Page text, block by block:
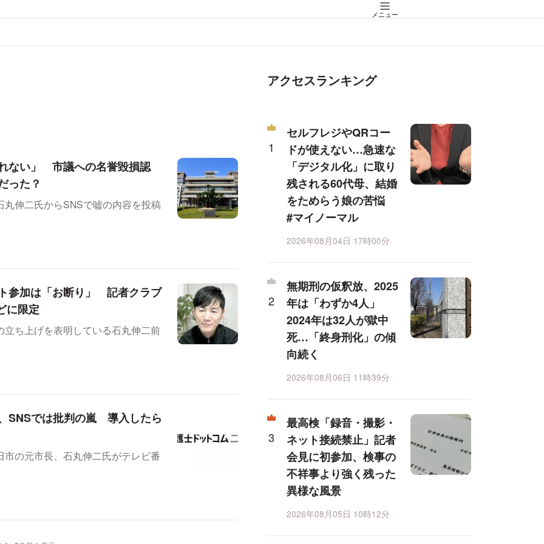
メニュー
ない」 市議への名誉毀損認
った？
伸二氏からSNSで嘘の内容を投稿
参加は「お断り」 記者クラブ
に限定
ち上げを表明している石丸伸二前
SNSでは批判の嵐 導入したら
の元市長、石丸伸二氏がテレビ番
アクセスランキング
セルフレジやQRコー
ドが使えない…急速な
「デジタル化」に取り
残される60代母、結婚
をためらう娘の苦悩
#マイノーマル
2026年08月04日 17時00分
無期刑の仮釈放、2025
年は「わずか4人」
2024年は32人が獄中
死…「終身刑化」の傾
向続く
2026年08月06日 11時39分
最高検「録音・撮影・
ネット接続禁止」記者
会見に初参加、検事の
不祥事より強く残った
異様な風景
2026年08月05日 10時12分